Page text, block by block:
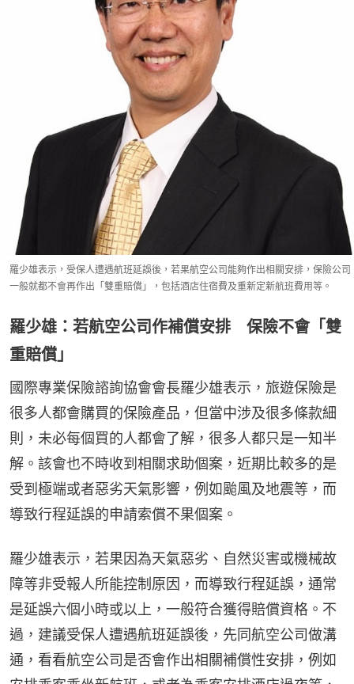
羅少雄表示，受保人遭遇航班延誤後，若果航空公司能夠作出相關安排，保險公司
一般就都不會再作出「雙重賠償」，包括酒店住宿費及重新定新航班費用等。
羅少雄：若航空公司作補償安排 保險不會「雙
重賠償」
國際專業保險諮詢協會會長羅少雄表示，旅遊保險是
很多人都會購買的保險產品，但當中涉及很多條款細
則，未必每個買的人都會了解，很多人都只是一知半
解。該會也不時收到相關求助個案，近期比較多的是
受到極端或者惡劣天氣影響，例如颱風及地震等，而
導致行程延誤的申請索償不果個案。
羅少雄表示，若果因為天氣惡劣、自然災害或機械故
障等非受報人所能控制原因，而導致行程延誤，通常
是延誤六個小時或以上，一般符合獲得賠償資格。不
過，建議受保人遭遇航班延誤後，先同航空公司做溝
通，看看航空公司是否會作出相關補償性安排，例如